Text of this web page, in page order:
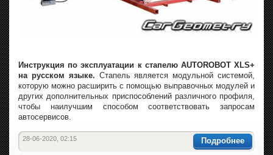
Инструкция по эксплуатации к стапелю AUTOROBOT XLS+
на русском языке. Стапель является модульной системой,
которую можно расширить с помощью выправочных модулей и
других дополнительных приспособлений различного профиля,
чтобы наилучшим способом соответствовать запросам
автосервисов.
Подробнее
28-06-2020, 02:15